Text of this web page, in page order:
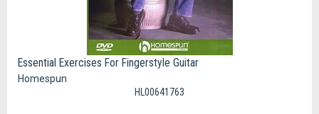
Essential Exercises For Fingerstyle Guitar
Homespun
HL00641763